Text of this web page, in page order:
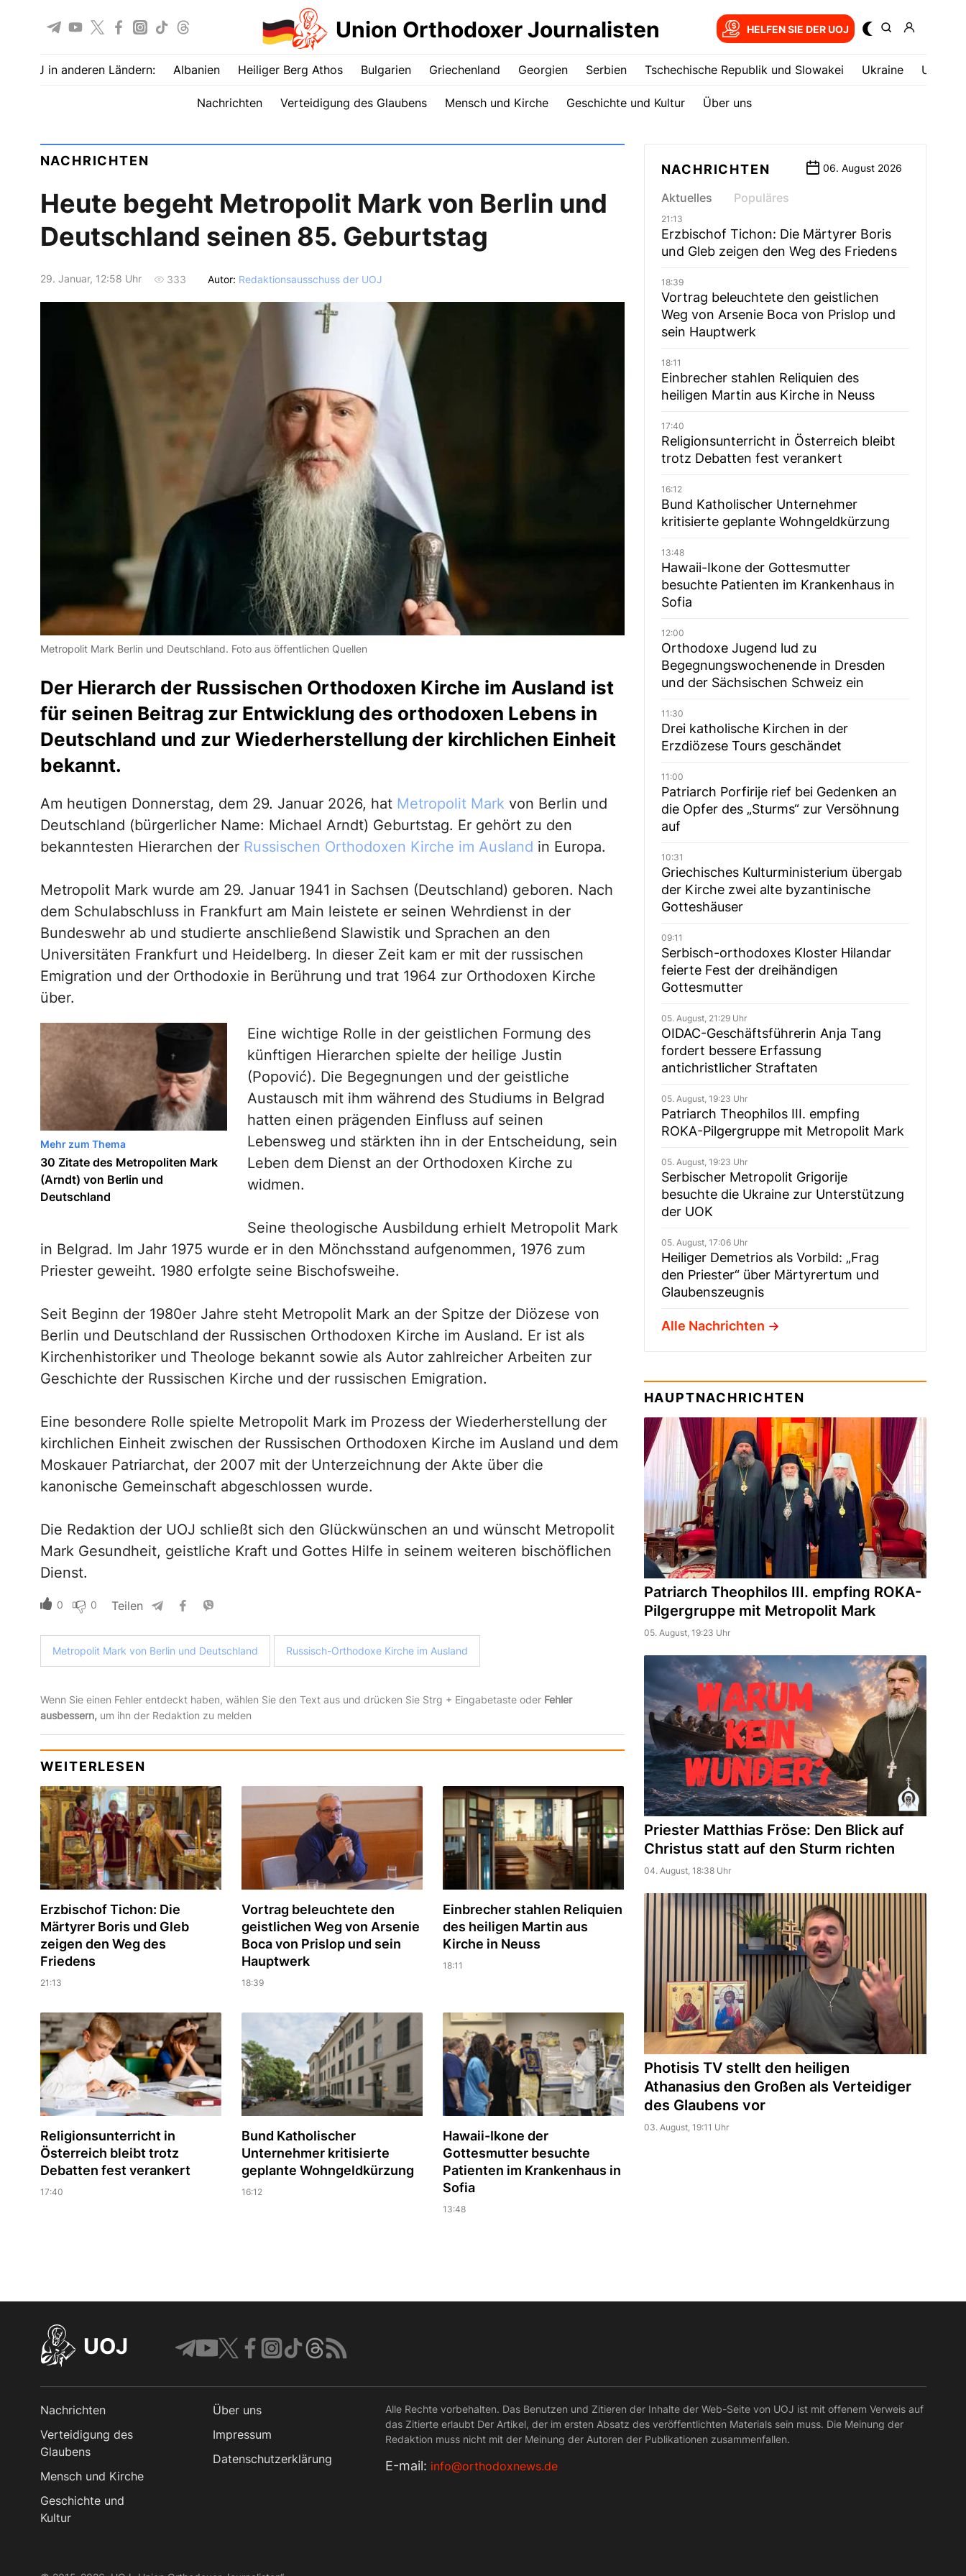
Union Orthodoxer Journalisten HELFEN SIE DER UOJ
UOJ in anderen Ländern: Albanien Heiliger Berg Athos Bulgarien Griechenland Georgien Serbien Tschechische Republik und Slowakei Ukrainе USA
Nachrichten Verteidigung des Glaubens Mensch und Kirche Geschichte und Kultur Über uns
NACHRICHTEN
Heute begeht Metropolit Mark von Berlin und
Deutschland seinen 85. Geburtstag
29. Januar, 12:58 Uhr 333 Autor: Redaktionsausschuss der UOJ
Metropolit Mark Berlin und Deutschland. Foto aus öffentlichen Quellen
Der Hierarch der Russischen Orthodoxen Kirche im Ausland ist
für seinen Beitrag zur Entwicklung des orthodoxen Lebens in
Deutschland und zur Wiederherstellung der kirchlichen Einheit
bekannt.
Am heutigen Donnerstag, dem 29. Januar 2026, hat Metropolit Markvon Berlin und
Deutschland (bürgerlicher Name: Michael Arndt) Geburtstag. Er gehört zu den
bekanntesten Hierarchen der Russischen Orthodoxen Kirche im Ausland in Europa.
Metropolit Mark wurde am 29. Januar 1941 in Sachsen (Deutschland) geboren. Nach
dem Schulabschluss in Frankfurt am Main leistete er seinen Wehrdienst in der
Bundeswehr ab und studierte anschließend Slawistik und Sprachen an den
Universitäten Frankfurt und Heidelberg. In dieser Zeit kam er mit der russischen
Emigration und der Orthodoxie in Berührung und trat 1964 zur Orthodoxen Kirche
über.
Mehr zum Thema
30 Zitate des Metropoliten Mark
(Arndt) von Berlin und
Deutschland
Eine wichtige Rolle in der geistlichen Formung des
künftigen Hierarchen spielte der heilige Justin
(Popović). Die Begegnungen und der geistliche
Austausch mit ihm während des Studiums in Belgrad
hatten einen prägenden Einfluss auf seinen
Lebensweg und stärkten ihn in der Entscheidung, sein
Leben dem Dienst an der Orthodoxen Kirche zu
widmen.
Seine theologische Ausbildung erhielt Metropolit Mark
in Belgrad. Im Jahr 1975 wurde er in den Mönchsstand aufgenommen, 1976 zum
Priester geweiht. 1980 erfolgte seine Bischofsweihe.
Seit Beginn der 1980er Jahre steht Metropolit Mark an der Spitze der Diözese von
Berlin und Deutschland der Russischen Orthodoxen Kirche im Ausland. Er ist als
Kirchenhistoriker und Theologe bekannt sowie als Autor zahlreicher Arbeiten zur
Geschichte der Russischen Kirche und der russischen Emigration.
Eine besondere Rolle spielte Metropolit Mark im Prozess der Wiederherstellung der
kirchlichen Einheit zwischen der Russischen Orthodoxen Kirche im Ausland und dem
Moskauer Patriarchat, der 2007 mit der Unterzeichnung der Akte über die
kanonische Gemeinschaft abgeschlossen wurde.
Die Redaktion der UOJ schließt sich den Glückwünschen an und wünscht Metropolit
Mark Gesundheit, geistliche Kraft und Gottes Hilfe in seinem weiteren bischöflichen
Dienst.
0 0 Teilen
Metropolit Mark von Berlin und Deutschland Russisch-Orthodoxe Kirche im Ausland
Wenn Sie einen Fehler entdeckt haben, wählen Sie den Text aus und drücken Sie Strg + Eingabetaste oder Fehler
ausbessern,um ihn der Redaktion zu melden
WEITERLESEN
Erzbischof Tichon: Die
Märtyrer Boris und Gleb
zeigen den Weg des
Friedens
21:13
Vortrag beleuchtete den
geistlichen Weg von Arsenie
Boca von Prislop und sein
Hauptwerk
18:39
Einbrecher stahlen Reliquien
des heiligen Martin aus
Kirche in Neuss
18:11
Religionsunterricht in
Österreich bleibt trotz
Debatten fest verankert
17:40
Bund Katholischer
Unternehmer kritisierte
geplante Wohngeldkürzung
16:12
Hawaii-Ikone der
Gottesmutter besuchte
Patienten im Krankenhaus in
Sofia
13:48
NACHRICHTEN 06. August 2026
Aktuelles Populäres
21:13
Erzbischof Tichon: Die Märtyrer Boris
und Gleb zeigen den Weg des Friedens
18:39
Vortrag beleuchtete den geistlichen
Weg von Arsenie Boca von Prislop und
sein Hauptwerk
18:11
Einbrecher stahlen Reliquien des
heiligen Martin aus Kirche in Neuss
17:40
Religionsunterricht in Österreich bleibt
trotz Debatten fest verankert
16:12
Bund Katholischer Unternehmer
kritisierte geplante Wohngeldkürzung
13:48
Hawaii-Ikone der Gottesmutter
besuchte Patienten im Krankenhaus in
Sofia
12:00
Orthodoxe Jugend lud zu
Begegnungswochenende in Dresden
und der Sächsischen Schweiz ein
11:30
Drei katholische Kirchen in der
Erzdiözese Tours geschändet
11:00
Patriarch Porfirije rief bei Gedenken an
die Opfer des „Sturms“ zur Versöhnung
auf
10:31
Griechisches Kulturministerium übergab
der Kirche zwei alte byzantinische
Gotteshäuser
09:11
Serbisch-orthodoxes Kloster Hilandar
feierte Fest der dreihändigen
Gottesmutter
05. August, 21:29 Uhr
OIDAC-Geschäftsführerin Anja Tang
fordert bessere Erfassung
antichristlicher Straftaten
05. August, 19:23 Uhr
Patriarch Theophilos III. empfing
ROKA-Pilgergruppe mit Metropolit Mark
05. August, 19:23 Uhr
Serbischer Metropolit Grigorije
besuchte die Ukraine zur Unterstützung
der UOK
05. August, 17:06 Uhr
Heiliger Demetrios als Vorbild: „Frag
den Priester“ über Märtyrertum und
Glaubenszeugnis
Alle Nachrichten
HAUPTNACHRICHTEN
Patriarch Theophilos III. empfing ROKA-
Pilgergruppe mit Metropolit Mark
05. August, 19:23 Uhr
Priester Matthias Fröse: Den Blick auf
Christus statt auf den Sturm richten
04. August, 18:38 Uhr
Photisis TV stellt den heiligen
Athanasius den Großen als Verteidiger
des Glaubens vor
03. August, 19:11 Uhr
UOJ
Nachrichten
Verteidigung des
Glaubens
Mensch und Kirche
Geschichte und
Kultur
Über uns
Impressum
Datenschutzerklärung
Alle Rechte vorbehalten. Das Benutzen und Zitieren der Inhalte der Web-Seite von UOJ ist mit offenem Verweis auf
das Zitierte erlaubt Der Artikel, der im ersten Absatz des veröffentlichten Materials sein muss. Die Meinung der
Redaktion muss nicht mit der Meinung der Autoren der Publikationen zusammenfallen.
Е-mail: info@orthodoxnews.de